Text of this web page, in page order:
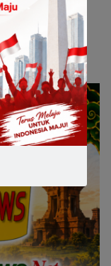
Nasional,
Data NIK Pacu
17:25